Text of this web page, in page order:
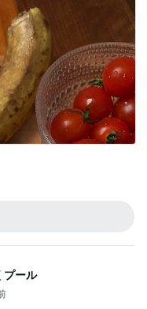
プール